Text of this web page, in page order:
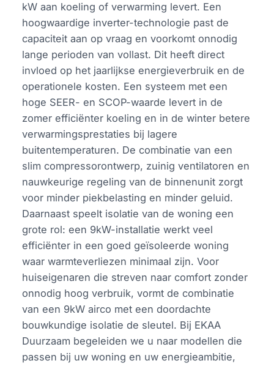
kW aan koeling of verwarming levert. Een
hoogwaardige inverter-technologie past de
capaciteit aan op vraag en voorkomt onnodig
lange perioden van vollast. Dit heeft direct
invloed op het jaarlijkse energieverbruik en de
operationele kosten. Een systeem met een
hoge SEER- en SCOP-waarde levert in de
zomer efficiënter koeling en in de winter betere
verwarmingsprestaties bij lagere
buitentemperaturen. De combinatie van een
slim compressorontwerp, zuinig ventilatoren en
nauwkeurige regeling van de binnenunit zorgt
voor minder piekbelasting en minder geluid.
Daarnaast speelt isolatie van de woning een
grote rol: een 9kW-installatie werkt veel
efficiënter in een goed geïsoleerde woning
waar warmteverliezen minimaal zijn. Voor
huiseigenaren die streven naar comfort zonder
onnodig hoog verbruik, vormt de combinatie
van een 9kW airco met een doordachte
bouwkundige isolatie de sleutel. Bij EKAA
Duurzaam begeleiden we u naar modellen die
passen bij uw woning en uw energieambitie,